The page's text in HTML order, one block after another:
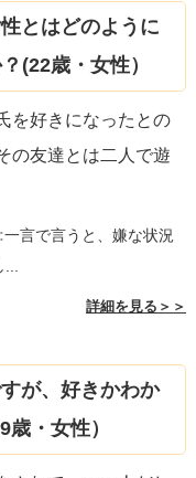
とはどのように
(22歳・女性）
を好きになったとの
の友達とは二人で遊
一言で言うと、嫌な状況
...
詳細を見る＞＞
が、好きかわか
・女性）